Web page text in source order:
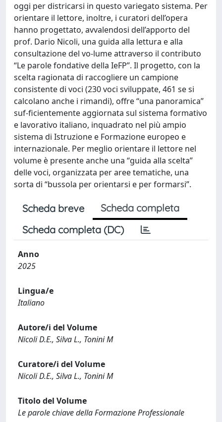
oggi per districarsi in questo variegato sistema. Per
orientare il lettore, inoltre, i curatori dell’opera
hanno progettato, avvalendosi dell’apporto del
prof. Dario Nicoli, una guida alla lettura e alla
consultazione del vo-lume attraverso il contributo
“Le parole fondative della IeFP”. Il progetto, con la
scelta ragionata di raccogliere un campione
consistente di voci (230 voci sviluppate, 461 se si
calcolano anche i rimandi), offre “una panoramica”
suf-ficientemente aggiornata sul sistema formativo
e lavorativo italiano, inquadrato nel più ampio
sistema di Istruzione e Formazione europeo e
internazionale. Per meglio orientare il lettore nel
volume è presente anche una “guida alla scelta”
delle voci, organizzata per aree tematiche, una
sorta di “bussola per orientarsi e per formarsi”.
Scheda breve
Scheda completa
Scheda completa (DC)
Anno
2025
Lingua/e
Italiano
Autore/i del Volume
Nicoli D.E., Silva L., Tonini M
Curatore/i del Volume
Nicoli D.E., Silva L., Tonini M
Titolo del Volume
Le parole chiave della Formazione Professionale